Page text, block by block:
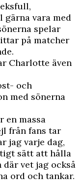
gärna vara med
spelar
på matcher
Charlotte även
och
med sönerna
en massa
från fans tar
jag varje dag,
sätt att hålla
vet jag också
ord och tankar.